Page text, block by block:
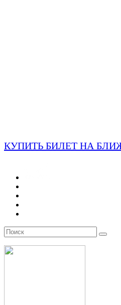
КУПИТЬ БИЛЕТ НА